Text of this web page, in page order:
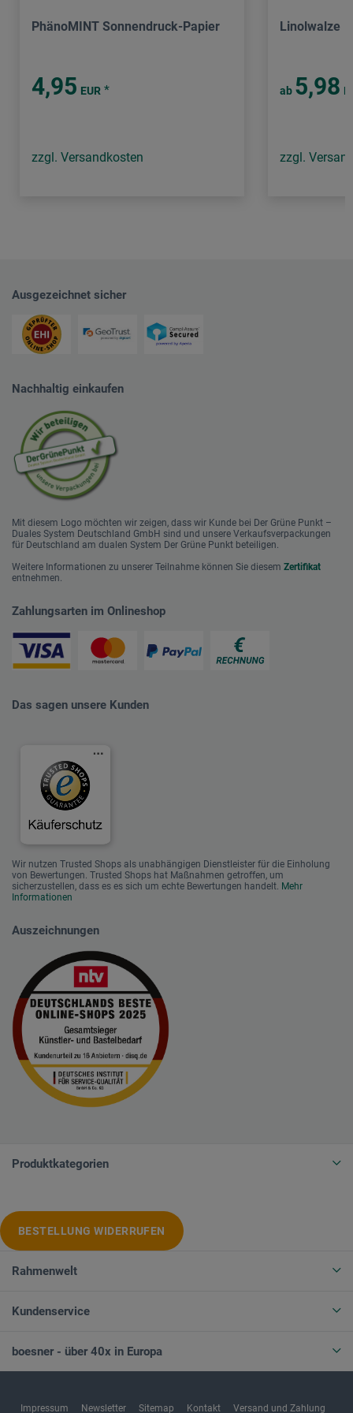
PhänoMINT Sonnendruck-Papier
4,95 EUR *
zzgl. Versandkosten
Linolwalze
ab 5,98
zzgl.
Ausgezeichnet sicher
Nachhaltig einkaufen
Mit diesem Logo möchten wir zeigen, dass wir Kunde bei Der Grüne Punkt –
Duales System Deutschland GmbH sind und unsere Verkaufsverpackungen
für Deutschland am dualen System Der Grüne Punkt beteiligen.
Weitere Informationen zu unserer Teilnahme können Sie diesem Zertifikat
entnehmen.
Zahlungsarten im Onlineshop
Das sagen unsere Kunden
Wir nutzen Trusted Shops als unabhängigen Dienstleister für die Einholung
von Bewertungen. Trusted Shops hat Maßnahmen getroffen, um
sicherzustellen, dass es es sich um echte Bewertungen handelt. Mehr
Informationen
Auszeichnungen
Produktkategorien
BESTELLUNG WIDERRUFEN
Rahmenwelt
Kundenservice
boesner - über 40x in Europa
Impressum Newsletter Sitemap Kontakt Versand und Zahlung